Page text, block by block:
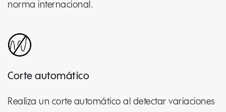
norma internacional.
Corte automático
Realiza un corte automático al detectar variaciones